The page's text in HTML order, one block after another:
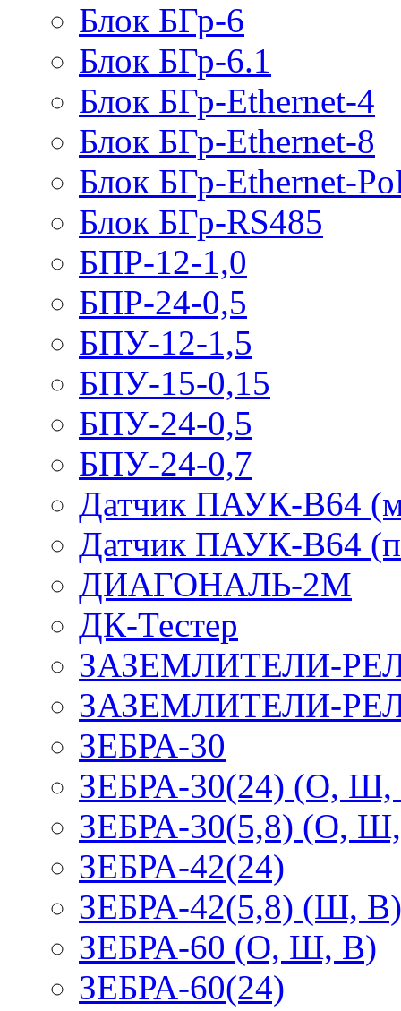
Блок БГр-6
Блок БГр-6.1
Блок БГр-Ethernet-4
Блок БГр-Ethernet-8
Блок БГр-Ethernet-
Блок БГр-RS485
БПР-12-1,0
БПР-24-0,5
БПУ-12-1,5
БПУ-15-0,15
БПУ-24-0,5
БПУ-24-0,7
Датчик ПАУК-В64
Датчик ПАУК-В64
ДИАГОНАЛЬ-2М
ДК-Тестер
ЗАЗЕМЛИТЕЛИ-
ЗАЗЕМЛИТЕЛИ-
ЗЕБРА-30
ЗЕБРА-30(24) (О,
ЗЕБРА-30(5,8) (О,
ЗЕБРА-42(24)
ЗЕБРА-42(5,8) (Ш, В)
ЗЕБРА-60 (О, Ш, В)
ЗЕБРА-60(24)